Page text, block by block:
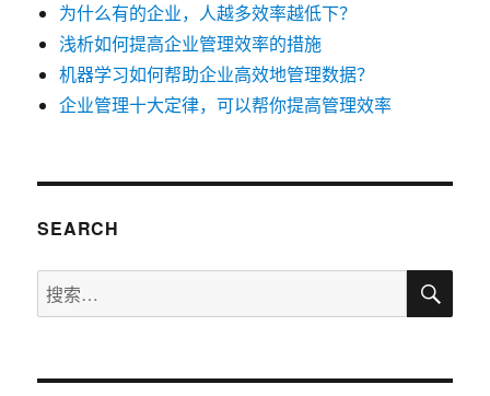
为什么有的企业，人越多效率越低下？
浅析如何提高企业管理效率的措施
机器学习如何帮助企业高效地管理数据？
企业管理十大定律，可以帮你提高管理效率
SEARCH
搜
索：
搜